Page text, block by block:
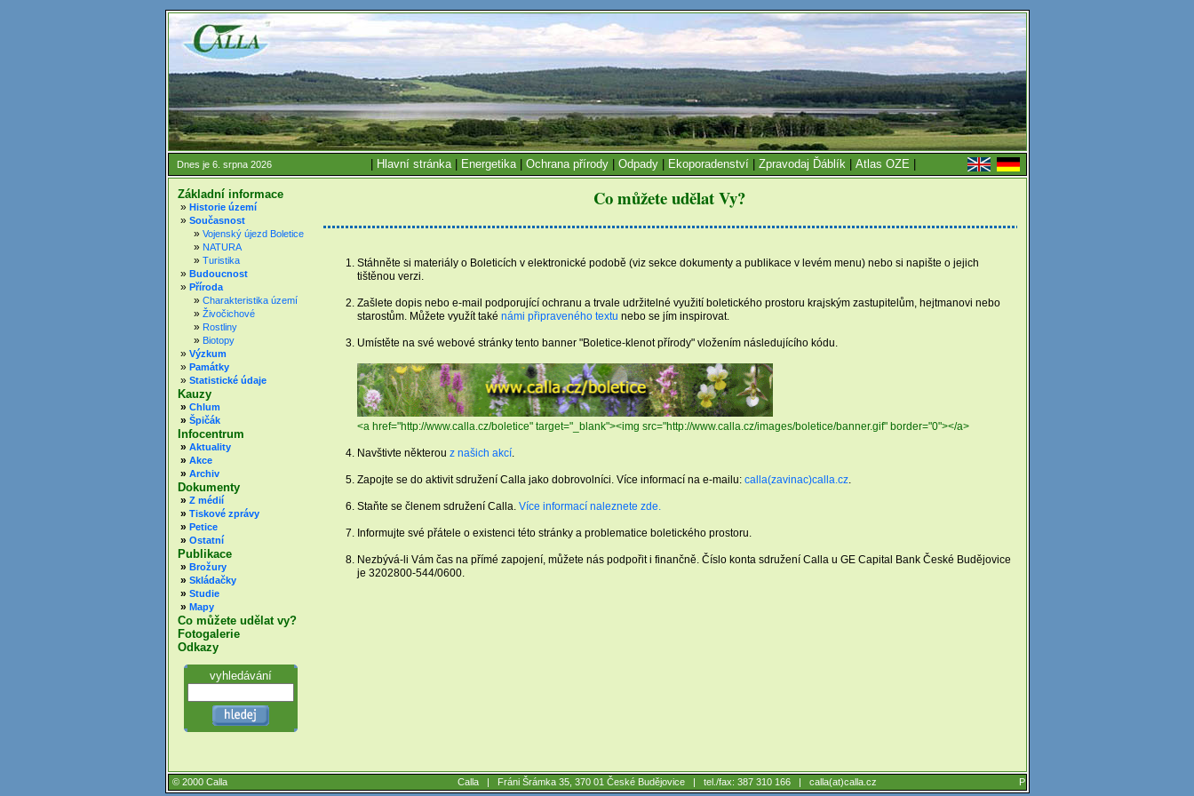
Dnes je 6. srpna 2026 Hlavní stránka| Energetika| Ochrana přírody Odpady Ekoporadenství Zpravodaj Ďáblík Atlas OZE
Základní informace
» Historie území
» Současnost
» Vojenský újezd Boletice
» NATURA
» Turistika
» Budoucnost
» Příroda
» Charakteristika území
» Živočichové
» Rostliny
» Biotopy
» Výzkum
» Památky
» Statistické údaje
Kauzy
» Chlum
» Špičák
Infocentrum
» Aktuality
» Akce
» Archiv
Dokumenty
» Z médií
» Tiskové zprávy
» Petice
» Ostatní
Publikace
» Brožury
» Skládačky
» Studie
» Mapy
Co můžete udělat vy?
Fotogalerie
Odkazy
vyhledávání
Co můžete udělat Vy?
Stáhněte si materiály o Boleticích v elektronické podobě (viz sekce dokumenty a publikace v levém menu) nebo si napište o jejich
tištěnou verzi.
Zašlete dopis nebo e-mail podporující ochranu a trvale udržitelné využití boletického prostoru krajským zastupitelům, hejtmanovi nebo
starostům. Můžete využít také námi připraveného textu nebo se jím inspirovat.
Umístěte na své webové stránky tento banner "Boletice-klenot přírody" vložením následujícího kódu.
<a href="http://www.calla.cz/boletice" target="_blank"><img src="http://www.calla.cz/images/boletice/banner.gif" border="0"></a>
Navštivte některou z našich akcí.
Zapojte se do aktivit sdružení Calla jako dobrovolníci. Více informací na e-mailu: calla(zavinac)calla.cz.
Staňte se členem sdružení Calla. Více informací naleznete zde.
Informujte své přátele o existenci této stránky a problematice boletického prostoru.
Nezbývá-li Vám čas na přímé zapojení, můžete nás podpořit i finančně. Číslo konta sdružení Calla u GE Capital Bank České Budějovice
je 3202800-544/0600.
© 2000 Calla Calla | Fráni Šrámka 35, 370 01 České Budějovice | tel./fax: 387 310 166 | calla(at)calla.cz P